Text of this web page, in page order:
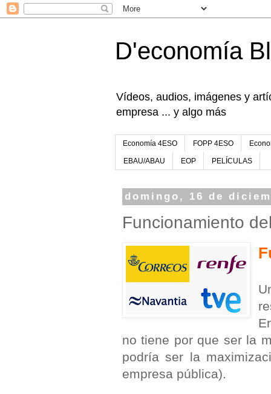
D'economía
Vídeos, audios, imágenes y
empresa ... y algo más
Economía 4ESO FOPP 4ESO
EBAU/ABAU EOP PELÍCULAS
domingo, 16 de
Funcionamiento
no tiene por que ser la
podría ser la
empresa pública).